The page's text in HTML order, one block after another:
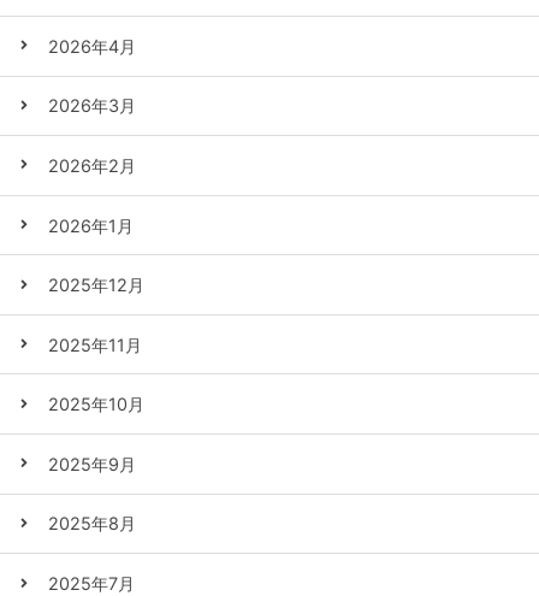
2026年4月
2026年3月
2026年2月
2026年1月
2025年12月
2025年11月
2025年10月
2025年9月
2025年8月
2025年7月